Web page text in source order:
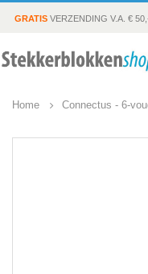
GRATIS VERZENDING V.A. €
Home Connectus - 6-